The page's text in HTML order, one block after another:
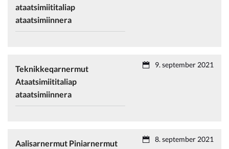
ataatsimiititaliap
ataatsimiinnera
Teknikkeqarnermut
Ataatsimiititaliap
ataatsimiinnera
9. september 2021
Aalisarnermut Piniarnermut
8. september 2021